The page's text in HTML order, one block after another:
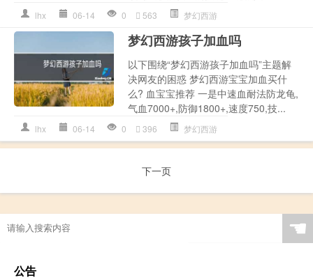
lhx 06-14 0 563 梦幻西游
梦幻西游孩子加血吗
以下围绕“梦幻西游孩子加血吗”主题解
决网友的困惑 梦幻西游宝宝加血买什
么? 血宝宝推荐 一是中速血耐法防龙龟,
气血7000+,防御1800+,速度750,技...
lhx 06-14 0 396 梦幻西游
下一页
☚
公告